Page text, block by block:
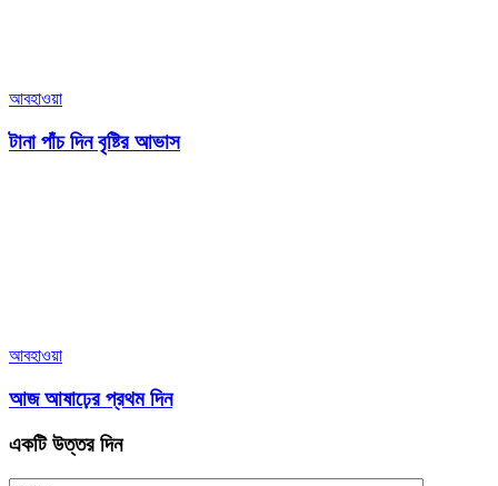
আবহাওয়া
টানা পাঁচ দিন বৃষ্টির আভাস
আবহাওয়া
আজ আষাঢ়ের প্রথম দিন
একটি উত্তর দিন